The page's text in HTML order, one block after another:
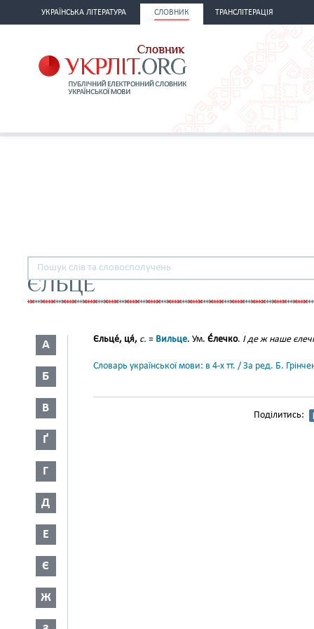
УКРАЇНСЬКА ЛІТЕРАТУРА СЛОВНИК ТРАНСЛІТЕРАЦІЯ
ЄЛЬЦЕ
А
Б
В
Ґ
Г
Д
Е
Є
Ж
Єльце́, ця́, с. = Вильце. Ум. Є́́лечко. І де ж наше
Словарь української мови: в 4-х тт. / За ред. Б.
Поділитись: